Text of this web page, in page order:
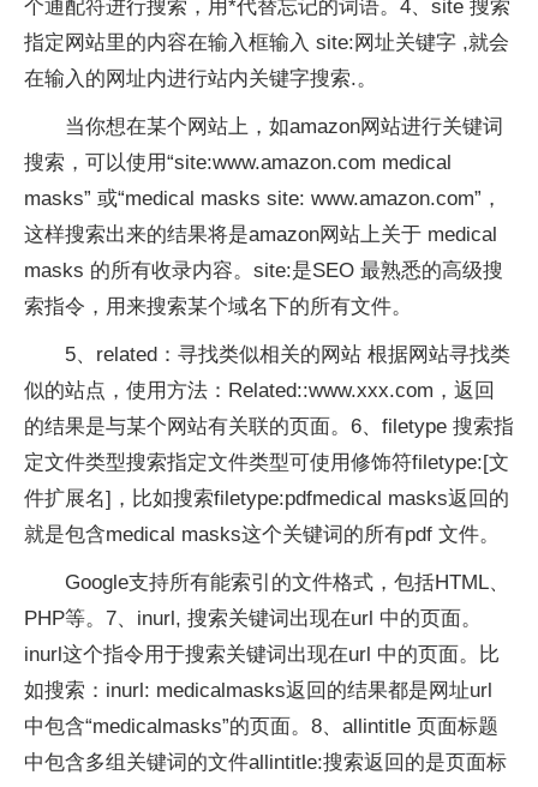
个通配符进行搜索，用*代替忘记的词语。4、site 搜索
指定网站里的内容在输入框输入 site:网址关键字 ,就会
在输入的网址内进行站内关键字搜索.。
当你想在某个网站上，如amazon网站进行关键词
搜索，可以使用“site:www.amazon.com medical
masks” 或“medical masks site: www.amazon.com”，
这样搜索出来的结果将是amazon网站上关于 medical
masks 的所有收录内容。site:是SEO 最熟悉的高级搜
索指令，用来搜索某个域名下的所有文件。
5、related：寻找类似相关的网站 根据网站寻找类
似的站点，使用方法：Related::www.xxx.com，返回
的结果是与某个网站有关联的页面。6、filetype 搜索指
定文件类型搜索指定文件类型可使用修饰符filetype:[文
件扩展名]，比如搜索filetype:pdfmedical masks返回的
就是包含medical masks这个关键词的所有pdf 文件。
Google支持所有能索引的文件格式，包括HTML、
PHP等。7、inurl, 搜索关键词出现在url 中的页面。
inurl这个指令用于搜索关键词出现在url 中的页面。比
如搜索：inurl: medicalmasks返回的结果都是网址url
中包含“medicalmasks”的页面。8、allintitle 页面标题
中包含多组关键词的文件allintitle:搜索返回的是页面标